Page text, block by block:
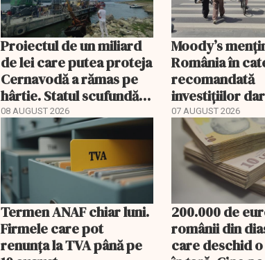
Proiectul de un miliard
de lei care putea proteja
Cernavodă a rămas pe
hârtie. Statul scufundă
acum barje în Dunăre
08 AUGUST 2026
Moody’s
România în
recomandată
investițiilor dar
transmite un
avertisment
07 AUGUST 2026
Termen ANAF chiar luni.
Firmele care pot
renunța la TVA până pe
200.000 de
românii din
care deschid